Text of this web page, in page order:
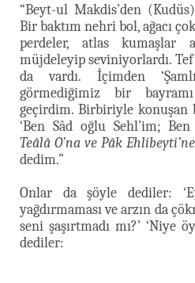
“Beyt-ul Makdis’den
Bir baktım nehri bol, ağacı
perdeler, atlas kumaşlar
müjdeleyip seviniyorlardı.
da vardı. İçimden
görmediğimiz bir
geçirdim. Birbiriyle
‘Ben Sâd oğlu Sehl’im;
Teâlâ O’na ve Pâk
dedim.”
Onlar da şöyle dediler:
yağdırmaması ve arzın da
seni şaşırtmadı mı?’ ‘Niye
dediler: